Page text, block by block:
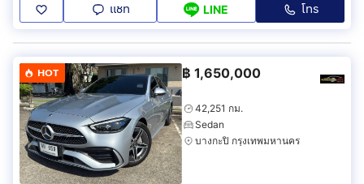
แชท LINE โทร
HOT ฿ 1,650,000
42,251 กม.
Sedan
บางกะปิ กรุงเทพมหานคร